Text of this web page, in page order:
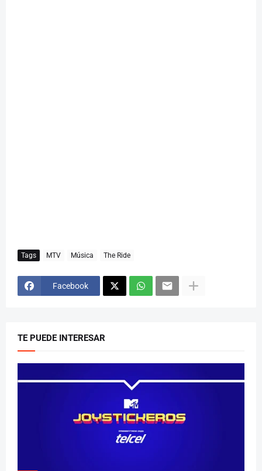
Tags MTV Música The Ride
Facebook
TE PUEDE INTERESAR